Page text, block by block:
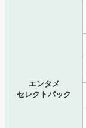
エンタメ
セレクトパック